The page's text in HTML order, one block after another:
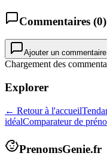
Commentaires (0)
Ajouter un commentaire
Chargement des
Explorer
← Retour à l'accueil
idéalComparateur de
PrenomsGenie.fr